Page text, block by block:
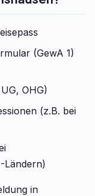
(GewA 1)
OHG)
(z.B. bei
Ländern)
in